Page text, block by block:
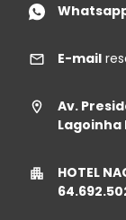
E-mail
Av.
Lagoinha
HOTEL